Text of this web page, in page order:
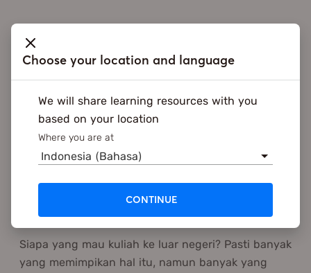
Choose your location and language
We will share learning resources with you
based on your location
Where you are at
Indonesia (Bahasa)
CONTINUE
Recommended
Mitos Kuliah di Luar Negeri
Siapa yang mau kuliah ke luar negeri? Pasti banyak
yang memimpikan hal itu, namun banyak yang